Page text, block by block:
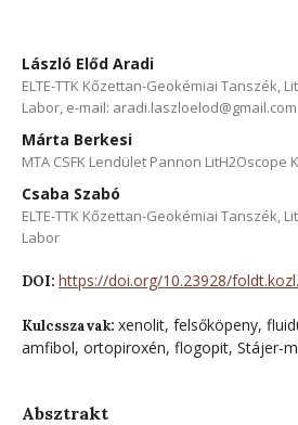
László Előd Aradi
ELTE-TTK Kőzettan-Geokémiai Tanszék,
Labor, e-mail: aradi.laszloelod@gmail.com
Márta Berkesi
MTA CSFK Lendület Pannon LitH2Oscope
Csaba Szabó
ELTE-TTK Kőzettan-Geokémiai Tanszék,
Labor
DOI: https://doi.org/10.23928/
Kulcsszavak: xenolit, felsőköpeny,
amfibol, ortopiroxén, flogopit, Stájer-
Absztrakt